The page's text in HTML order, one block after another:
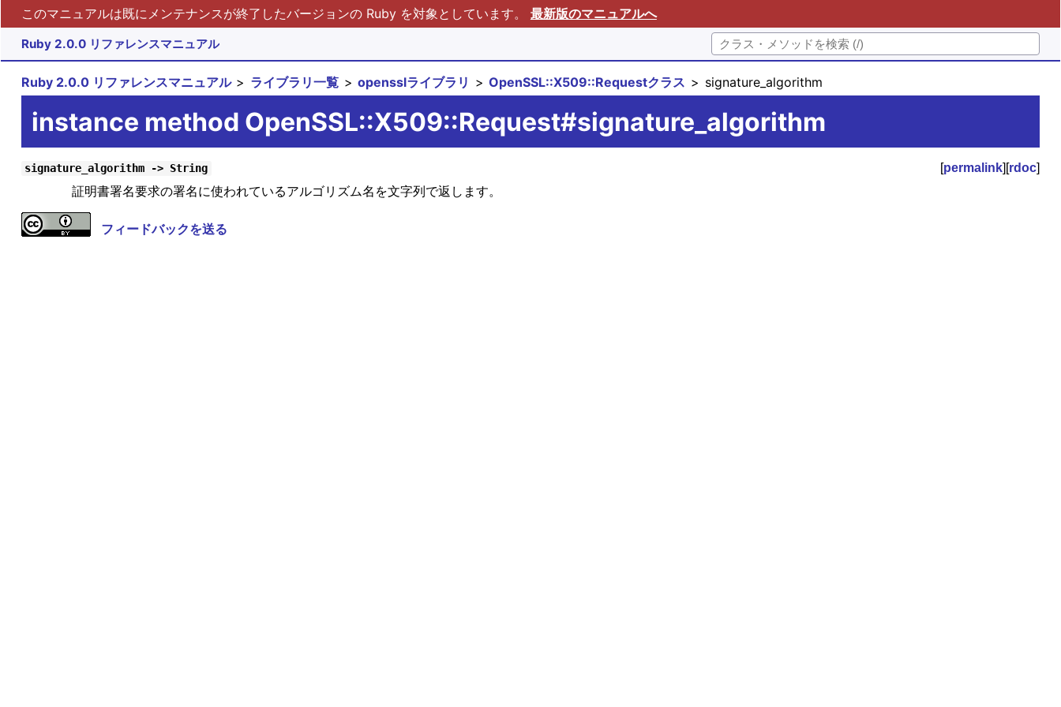
このマニュアルは既にメンテナンスが終了したバージョンの Ruby を対象としています。 最新版のマニュアルへ
Ruby 2.0.0 リファレンスマニュアル
Ruby 2.0.0 リファレンスマニュアル ライブラリ一覧 opensslライブラリ OpenSSL::X509::Requestクラス signature_algorithm
instance method OpenSSL::X509::Request#signature_algorithm
signature_algorithm -> String [permalink][rdoc]
証明書署名要求の署名に使われているアルゴリズム名を文字列で返します。
フィードバックを送る